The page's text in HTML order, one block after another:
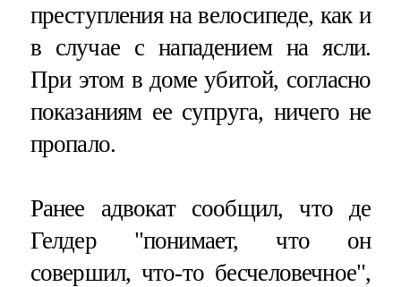
преступления на велосипеде, как и
в случае с нападением на ясли.
При этом в доме убитой, согласно
показаниям ее супруга, ничего не
пропало.
Ранее адвокат сообщил, что де
Гелдер "понимает, что он
совершил, что-то бесчеловечное",